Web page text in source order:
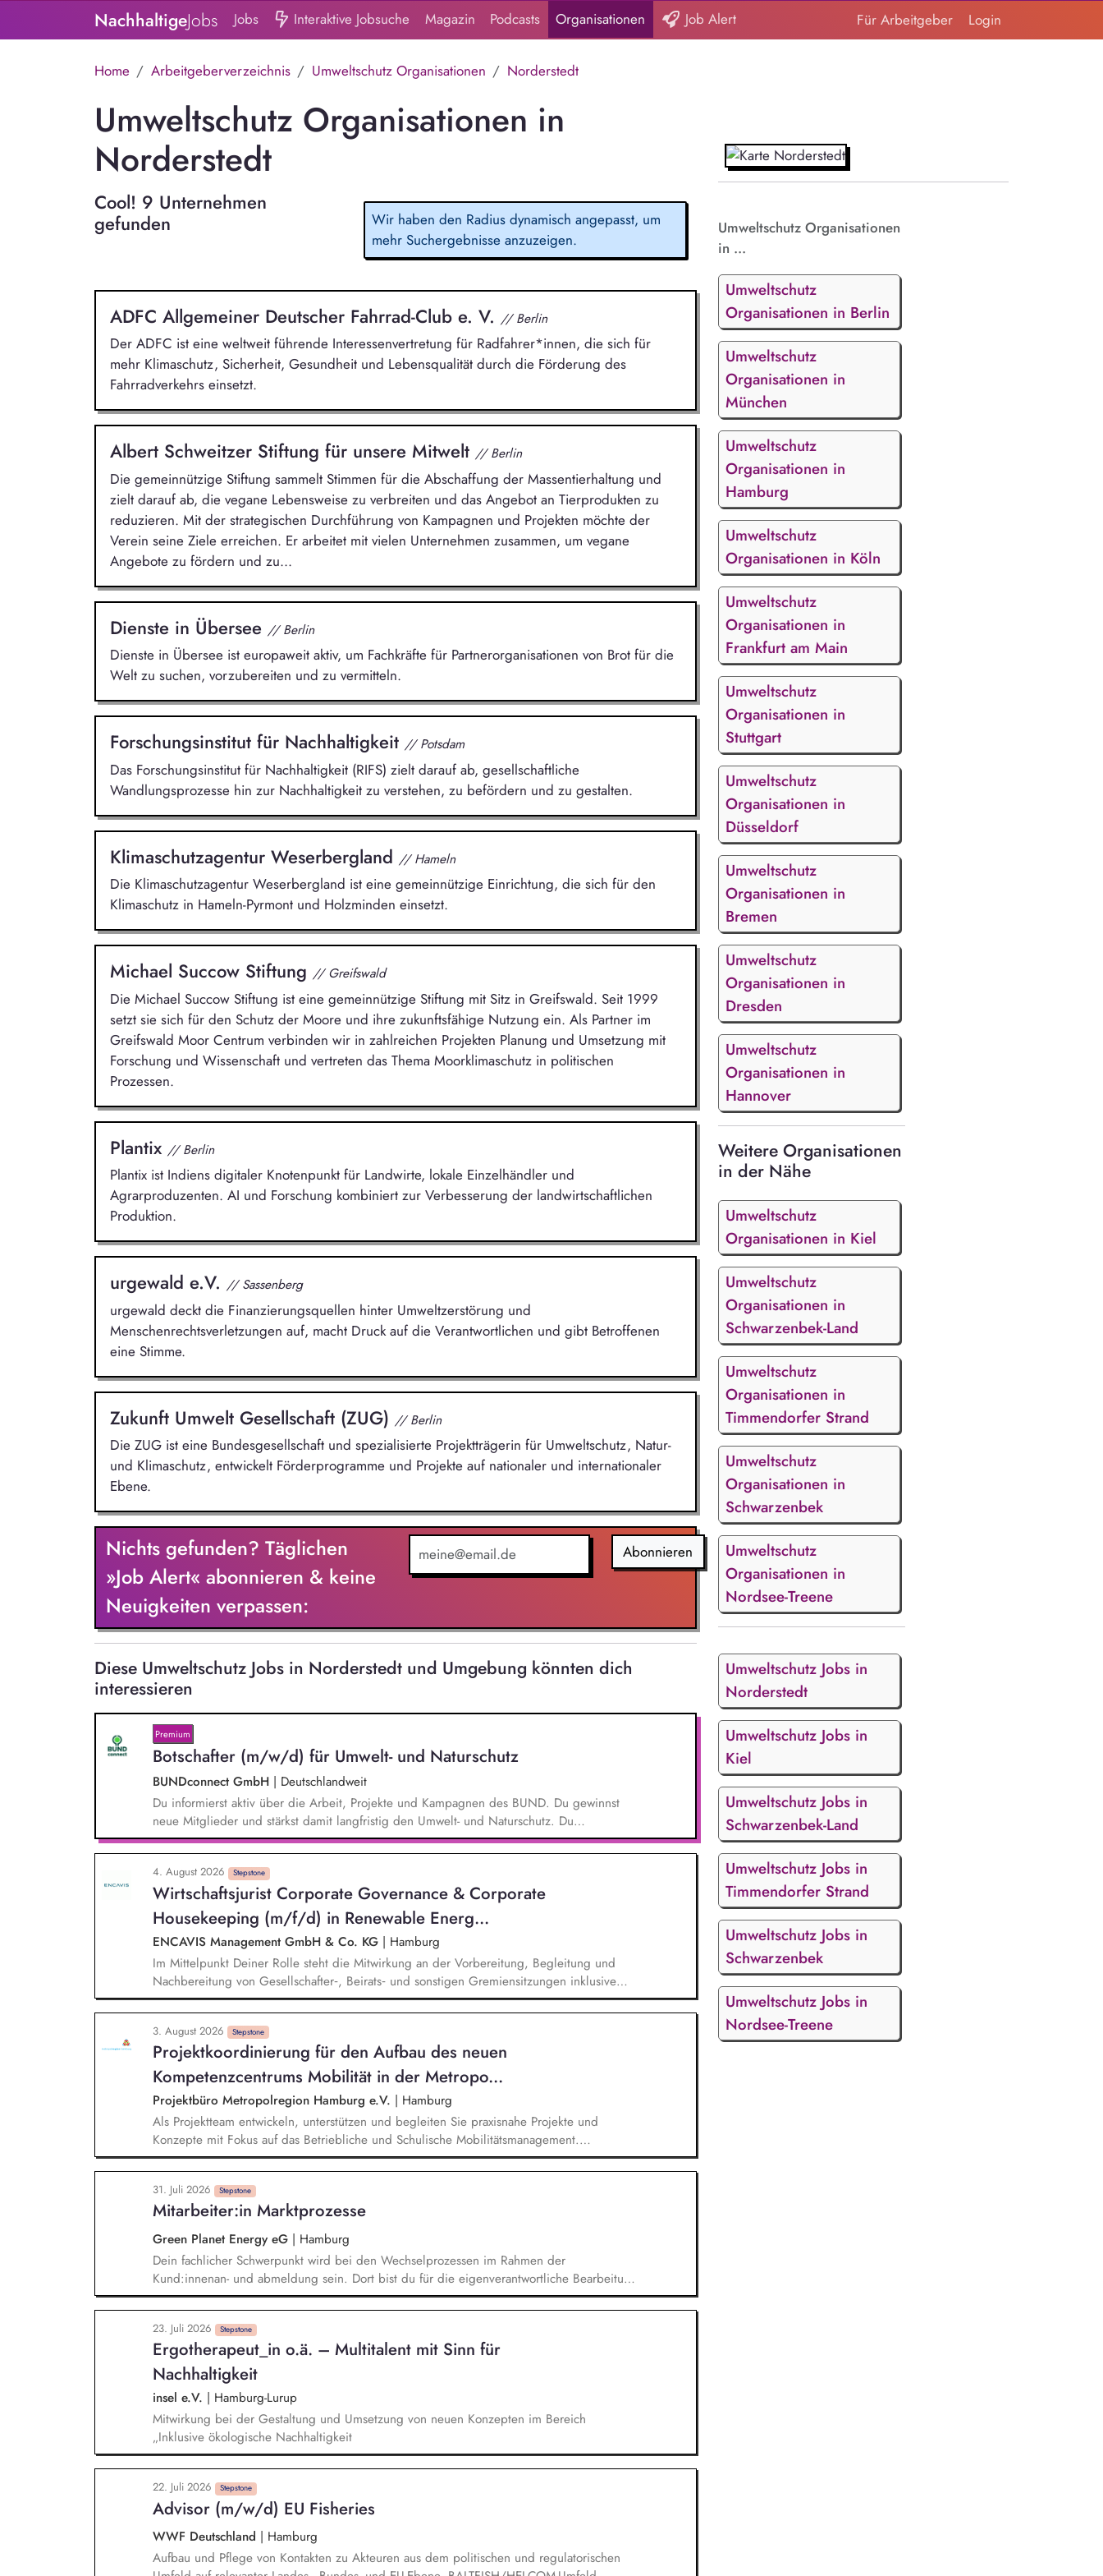
NachhaltigeJobs Jobs Interaktive Jobsuche Magazin Podcasts Organisationen Job Alert Für Arbeitgeber Login
Home Arbeitgeberverzeichnis Umweltschutz Organisationen Norderstedt
Umweltschutz Organisationen in
Norderstedt
Cool! 9 Unternehmen
gefunden
Wir haben den Radius dynamisch angepasst, um
mehr Suchergebnisse anzuzeigen.
ADFC Allgemeiner Deutscher Fahrrad-Club e. V. // Berlin
Der ADFC ist eine weltweit führende Interessenvertretung für Radfahrer*innen, die sich für
mehr Klimaschutz, Sicherheit, Gesundheit und Lebensqualität durch die Förderung des
Fahrradverkehrs einsetzt.
Albert Schweitzer Stiftung für unsere Mitwelt // Berlin
Die gemeinnützige Stiftung sammelt Stimmen für die Abschaffung der Massentierhaltung und
zielt darauf ab, die vegane Lebensweise zu verbreiten und das Angebot an Tierprodukten zu
reduzieren. Mit der strategischen Durchführung von Kampagnen und Projekten möchte der
Verein seine Ziele erreichen. Er arbeitet mit vielen Unternehmen zusammen, um vegane
Angebote zu fördern und zu...
Dienste in Übersee // Berlin
Dienste in Übersee ist europaweit aktiv, um Fachkräfte für Partnerorganisationen von Brot für die
Welt zu suchen, vorzubereiten und zu vermitteln.
Forschungsinstitut für Nachhaltigkeit // Potsdam
Das Forschungsinstitut für Nachhaltigkeit (RIFS) zielt darauf ab, gesellschaftliche
Wandlungsprozesse hin zur Nachhaltigkeit zu verstehen, zu befördern und zu gestalten.
Klimaschutzagentur Weserbergland // Hameln
Die Klimaschutzagentur Weserbergland ist eine gemeinnützige Einrichtung, die sich für den
Klimaschutz in Hameln-Pyrmont und Holzminden einsetzt.
Michael Succow Stiftung // Greifswald
Die Michael Succow Stiftung ist eine gemeinnützige Stiftung mit Sitz in Greifswald. Seit 1999
setzt sie sich für den Schutz der Moore und ihre zukunftsfähige Nutzung ein. Als Partner im
Greifswald Moor Centrum verbinden wir in zahlreichen Projekten Planung und Umsetzung mit
Forschung und Wissenschaft und vertreten das Thema Moorklimaschutz in politischen
Prozessen.
Plantix // Berlin
Plantix ist Indiens digitaler Knotenpunkt für Landwirte, lokale Einzelhändler und
Agrarproduzenten. AI und Forschung kombiniert zur Verbesserung der landwirtschaftlichen
Produktion.
urgewald e.V. // Sassenberg
urgewald deckt die Finanzierungsquellen hinter Umweltzerstörung und
Menschenrechtsverletzungen auf, macht Druck auf die Verantwortlichen und gibt Betroffenen
eine Stimme.
Zukunft Umwelt Gesellschaft (ZUG) // Berlin
Die ZUG ist eine Bundesgesellschaft und spezialisierte Projektträgerin für Umweltschutz, Natur-
und Klimaschutz, entwickelt Förderprogramme und Projekte auf nationaler und internationaler
Ebene.
Nichts gefunden? Täglichen
»Job Alert« abonnieren & keine
Neuigkeiten verpassen:
Abonnieren
Diese Umweltschutz Jobs in Norderstedt und Umgebung könnten dich
interessieren
Premium
Botschafter (m/w/d) für Umwelt- und Naturschutz
BUNDconnect GmbH | Deutschlandweit
Du informierst aktiv über die Arbeit, Projekte und Kampagnen des BUND. Du gewinnst
neue Mitglieder und stärkst damit langfristig den Umwelt- und Naturschutz. Du
beantwortest Fragen zu Umwelt-, Arten- und Klimaschutz nach bestem Wissen und
Gewissen. Du unterstützt Kampagnen und Aktionen, beispielsweise durch das Sammeln
von Unterschriften für Petitionen.
4. August 2026 Stepstone
Wirtschaftsjurist Corporate Governance & Corporate
Housekeeping (m/f/d) in Renewable Energ...
ENCAVIS Management GmbH & Co. KG | Hamburg
Im Mittelpunkt Deiner Rolle steht die Mitwirkung an der Vorbereitung, Begleitung und
Nachbereitung von Gesellschafter‑, Beirats‑ und sonstigen Gremiensitzungen inklusive
rechtssicherer Protokollierung sowie die Bearbeitung und Koordination von KYC-Anfragen.
Für Beschlüsse und Entscheidungsvorlagen übernimmst Du die Erstellung, Prüfung und
Dokumentation und sorgst mit präzisen Formulierungen für eine konsistente und aktuelle
gesellschaftsrechtliche Dokumentation sowie Beteiligungsübersichten. Eigenverantwortlich
begleitest Du Verschmelzungen, Umwandlungen und weitere gesellschaftsrechtliche
Maßnahmen.
3. August 2026 Stepstone
Projektkoordinierung für den Aufbau des neuen
Kompetenzcentrums Mobilität in der Metropo...
Projektbüro Metropolregion Hamburg e.V. | Hamburg
Als Projektteam entwickeln, unterstützen und begleiten Sie praxisnahe Projekte und
Konzepte mit Fokus auf das Betriebliche und Schulische Mobilitätsmanagement.
konzipieren und erstellen Sie Informationsmaterialien für Unternehmen und Schulen zur
Förderung einer nachhaltigen Mobilität und beraten Einrichtungen bei der Einführung und
Umsetzung von Maßnahmen des Mobilitätsmanagements. organisieren und moderieren
Sie Netzwerkveranstaltungen, die Akteure der Region zusammenbringen und ihre
Zusammenarbeit fördern. identifizieren und akquirieren Sie mögliche weitere Finanz- und
Fördermittel für Projekte im Kontext des Schulischen und Betrieblichen
Mobilitätsmanagements.
31. Juli 2026 Stepstone
Mitarbeiter:in Marktprozesse
Green Planet Energy eG | Hamburg
Dein fachlicher Schwerpunkt wird bei den Wechselprozessen im Rahmen der
Kund:innenan- und abmeldung sein. Dort bist du für die eigenverantwortliche Bearbeitung
aller anfallenden Aufgaben zuständig. Im Austausch mit Marktpartnern, den Kund:innen
und angrenzenden Fachbereichen klärst du offene Fragen und findest gemeinsam
Lösungen. Du bist der Second-Level-Support für den Kundenservice und
Geschäftskundenvertrieb.
23. Juli 2026 Stepstone
Ergotherapeut_in o.ä. – Multitalent mit Sinn für
Nachhaltigkeit
insel e.V. | Hamburg-Lurup
Mitwirkung bei der Gestaltung und Umsetzung von neuen Konzepten im Bereich
„Inklusive ökologische Nachhaltigkeit
22. Juli 2026 Stepstone
Advisor (m/w/d) EU Fisheries
WWF Deutschland | Hamburg
Aufbau und Pflege von Kontakten zu Akteuren aus dem politischen und regulatorischen
Umweltschutz Organisationen
in ...
Umweltschutz
Organisationen in Berlin
Umweltschutz
Organisationen in
München
Umweltschutz
Organisationen in
Hamburg
Umweltschutz
Organisationen in Köln
Umweltschutz
Organisationen in
Frankfurt am Main
Umweltschutz
Organisationen in
Stuttgart
Umweltschutz
Organisationen in
Düsseldorf
Umweltschutz
Organisationen in
Bremen
Umweltschutz
Organisationen in
Dresden
Umweltschutz
Organisationen in
Hannover
Weitere Organisationen
in der Nähe
Umweltschutz
Organisationen in Kiel
Umweltschutz
Organisationen in
Schwarzenbek-Land
Umweltschutz
Organisationen in
Timmendorfer Strand
Umweltschutz
Organisationen in
Schwarzenbek
Umweltschutz
Organisationen in
Nordsee-Treene
Umweltschutz Jobs in
Norderstedt
Umweltschutz Jobs in
Kiel
Umweltschutz Jobs in
Schwarzenbek-Land
Umweltschutz Jobs in
Timmendorfer Strand
Umweltschutz Jobs in
Schwarzenbek
Umweltschutz Jobs in
Nordsee-Treene